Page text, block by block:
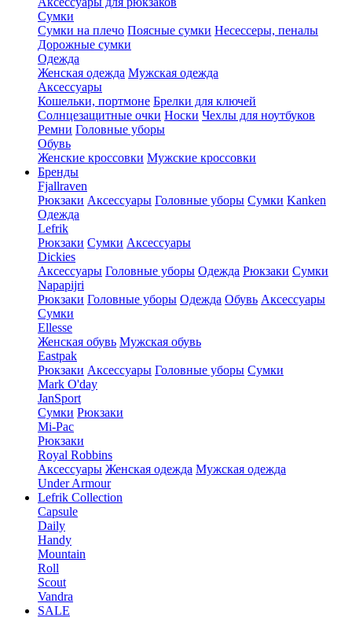
Сумки
Сумки на плечо Поясные сумки Несессеры, пеналы
Дорожные сумки
Одежда
Женская одежда Мужская одежда
Аксессуары
Кошельки, портмоне Брелки для ключей
Солнцезащитные очки Носки Чехлы для ноутбуков
Ремни Головные уборы
Обувь
Женские кроссовки Мужские кроссовки
Бренды
Fjallraven
Рюкзаки Аксессуары Головные уборы Сумки Kanken
Одежда
Lefrik
Рюкзаки Сумки Аксессуары
Dickies
Аксессуары Головные уборы Одежда Рюкзаки Сумки
Napapijri
Рюкзаки Головные уборы Одежда Обувь Аксессуары
Сумки
Ellesse
Женская обувь Мужская обувь
Eastpak
Рюкзаки Аксессуары Головные уборы Сумки
Mark O'day
JanSport
Сумки Рюкзаки
Mi-Pac
Рюкзаки
Royal Robbins
Аксессуары Женская одежда Мужская одежда
Under Armour
Lefrik Collection
Capsule
Daily
Handy
Mountain
Roll
Scout
Vandra
SALE